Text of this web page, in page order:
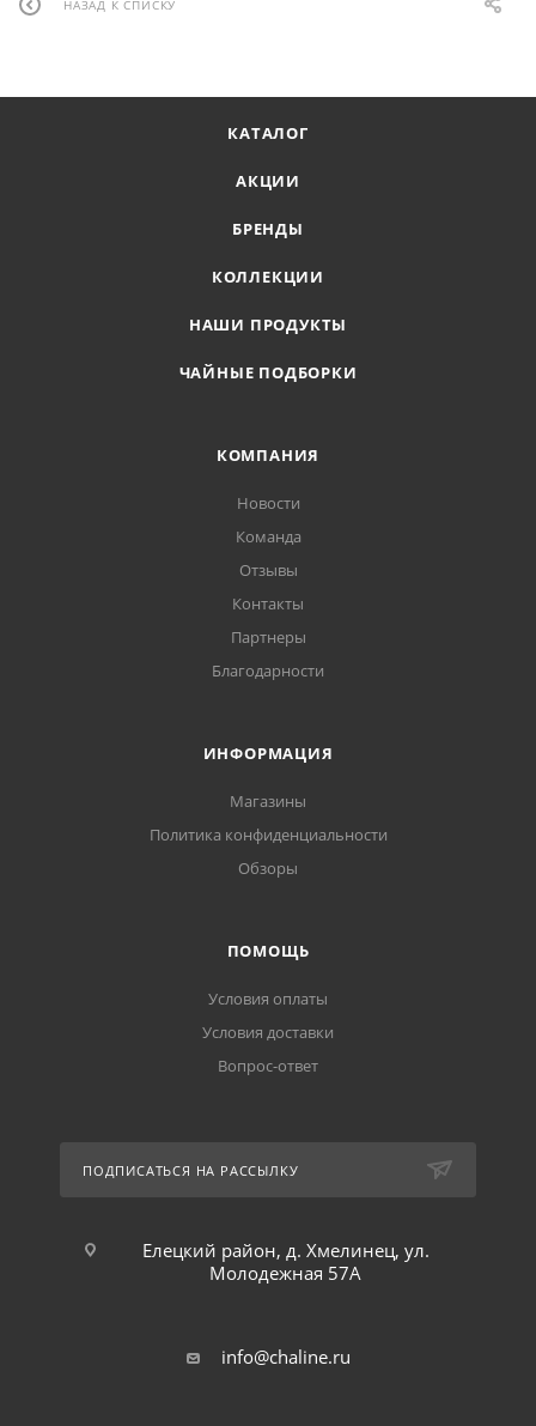
НАЗАД К СПИСКУ
КАТАЛОГ
АКЦИИ
БРЕНДЫ
КОЛЛЕКЦИИ
НАШИ ПРОДУКТЫ
ЧАЙНЫЕ ПОДБОРКИ
КОМПАНИЯ
Новости
Команда
Отзывы
Контакты
Партнеры
Благодарности
ИНФОРМАЦИЯ
Магазины
Политика конфиденциальности
Обзоры
ПОМОЩЬ
Условия оплаты
Условия доставки
Вопрос-ответ
ПОДПИСАТЬСЯ НА РАССЫЛКУ
Елецкий район, д. Хмелинец, ул.
Молодежная 57А
info@chaline.ru